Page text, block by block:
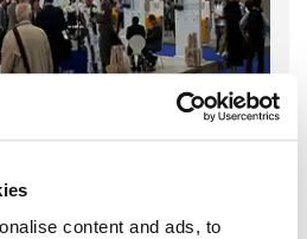
content and ads, to